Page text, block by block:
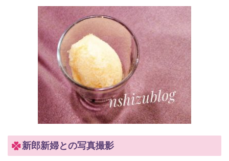
新郎新婦との写真撮影